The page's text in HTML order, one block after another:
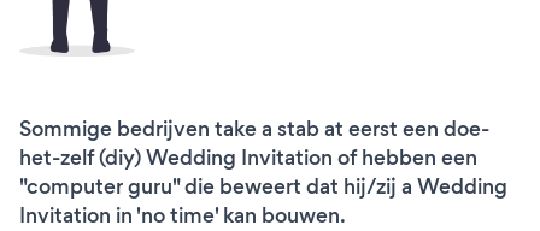
Sommige bedrijven take a stab at eerst een doe-
het-zelf (diy) Wedding Invitation of hebben een
"computer guru" die beweert dat hij/zij a Wedding
Invitation in 'no time' kan bouwen.